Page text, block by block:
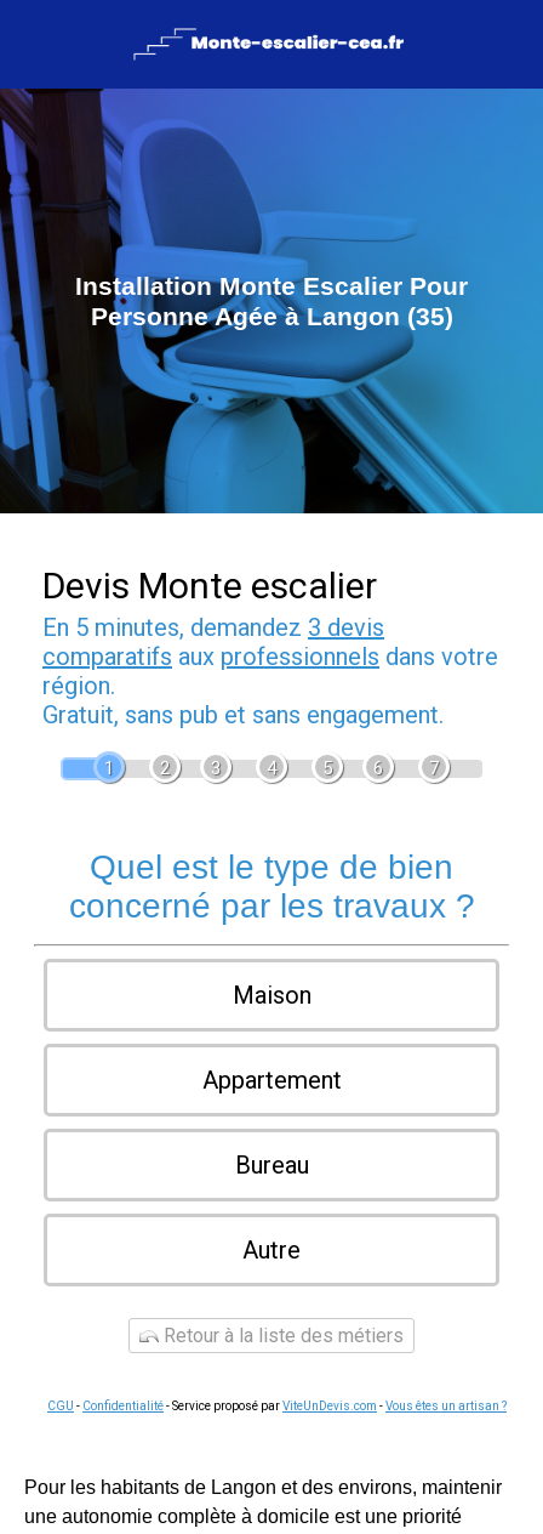
Installation Monte Escalier Pour
Personne Agée à Langon (35)
Devis Monte escalier
En 5 minutes, demandez 3 devis
comparatifs aux professionnels dans votre
région.
Gratuit, sans pub et sans engagement.
1 2 3 4 5 6 7
Quel est le type de bien
concerné par les travaux ?
Maison
Appartement
Bureau
Autre
Retour à la liste des métiers
CGU - Confidentialité- Service proposé parViteUnDevis.com -Vous êtes un artisan ?
Pour les habitants de Langon et des environs, maintenir
une autonomie complète à domicile est une priorité